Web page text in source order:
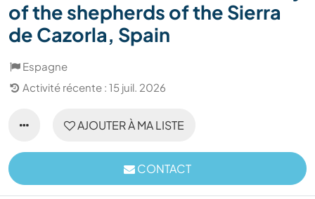
of the shepherds of the Sierra
de Cazorla, Spain
Espagne
Activité récente : 15 juil. 2026
AJOUTER À MA LISTE
CONTACT